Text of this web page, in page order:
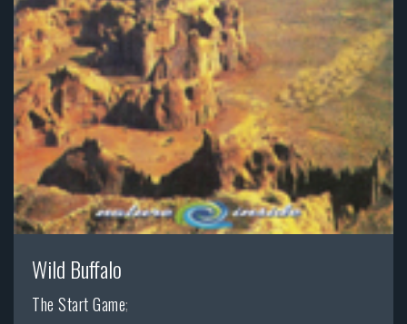
Wild Buffalo
The Start Game;